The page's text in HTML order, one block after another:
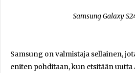
Samsung Galaxy
Samsung on valmistaja sellainen,
eniten pohditaan, kun etsitään